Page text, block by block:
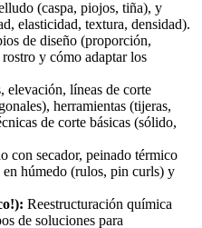
(caspa, piojos, tiña), y
elasticidad, textura, densidad).
de diseño (proporción,
y cómo adaptar los
elevación, líneas de corte
herramientas (tijeras,
de corte básicas (sólido,
con secador, peinado térmico
en húmedo (rulos, pin curls) y
Reestructuración química
de soluciones para